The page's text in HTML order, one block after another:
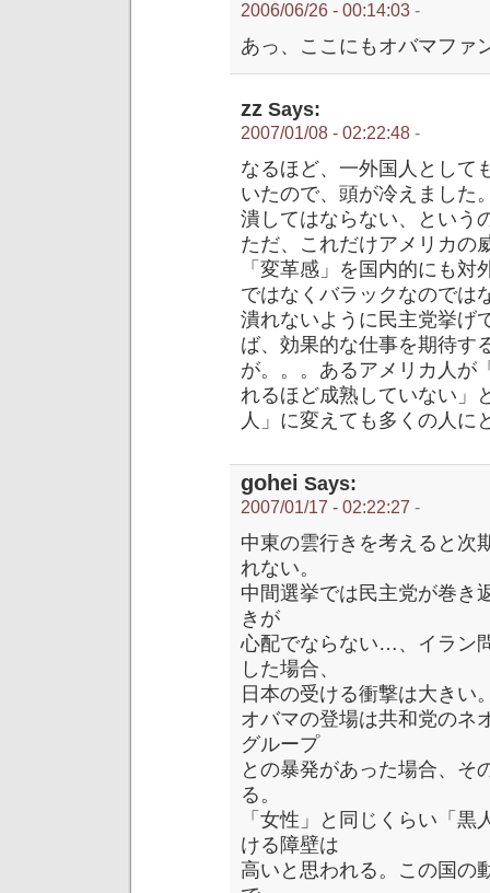
2006/06/26 - 00:14:03 -
あっ、ここにもオバマファ
zz Says:
2007/01/08 - 02:22:48 -
なるほど、一外国人として
いたので、頭が冷えました
潰してはならない、という
ただ、これだけアメリカの
「変革感」を国内的にも
ではなくバラックなのでは
潰れないように民主党挙げ
ば、効果的な仕事を期待す
が。。。あるアメリカ人が
れるほど成熟していない」
人」に変えても多くの人に
gohei Says:
2007/01/17 - 02:22:27 -
中東の雲行きを考えると次
れない。
中間選挙では民主党が巻き
きが
心配でならない…、イラン
した場合、
日本の受ける衝撃は大きい
オバマの登場は共和党のネ
グループ
との暴発があった場合、そ
る。
「女性」と同じくらい「
ける障壁は
高いと思われる。この国の